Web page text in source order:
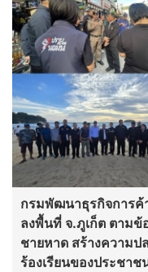
กรมพัฒนาธุรกิจการ
ลงพื้นที่ จ.ภูเก็ต ตามข้
ชายหาด สร้างความ
ร้องเรียนของประชาช